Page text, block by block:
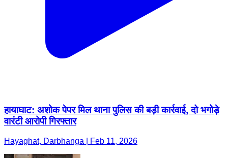
हायाघाट: अशोक पेपर मिल थाना पुलिस की बड़ी कार्रवाई, दो भगोड़े
वारंटी आरोपी गिरफ्तार
Hayaghat, Darbhanga | Feb 11, 2026